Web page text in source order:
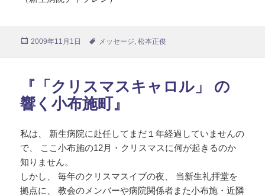
投
2009年11月1日
タ
メッセージ,松本正俊
『「クリスマスキャロル」 の
響く小布施町』
私は、 新生病院に赴任してまだ１年経過していませんの
で、 ここ小布施の12月・クリスマスに何が起きるのか
知りません。
しかし、 毎年のクリスマスイブの夜、 当新生礼拝堂を
拠点に、 教会のメンバーや病院関係者また小布施・近隣